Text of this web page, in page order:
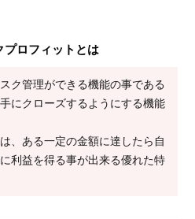
プロフィットとは
ク管理ができる機能の事である
にクローズするようにする機能
、ある一定の金額に達したら自
利益を得る事が出来る優れた特